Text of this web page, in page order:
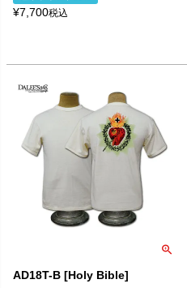
¥7,700税込
AD18T-B [Holy Bible]